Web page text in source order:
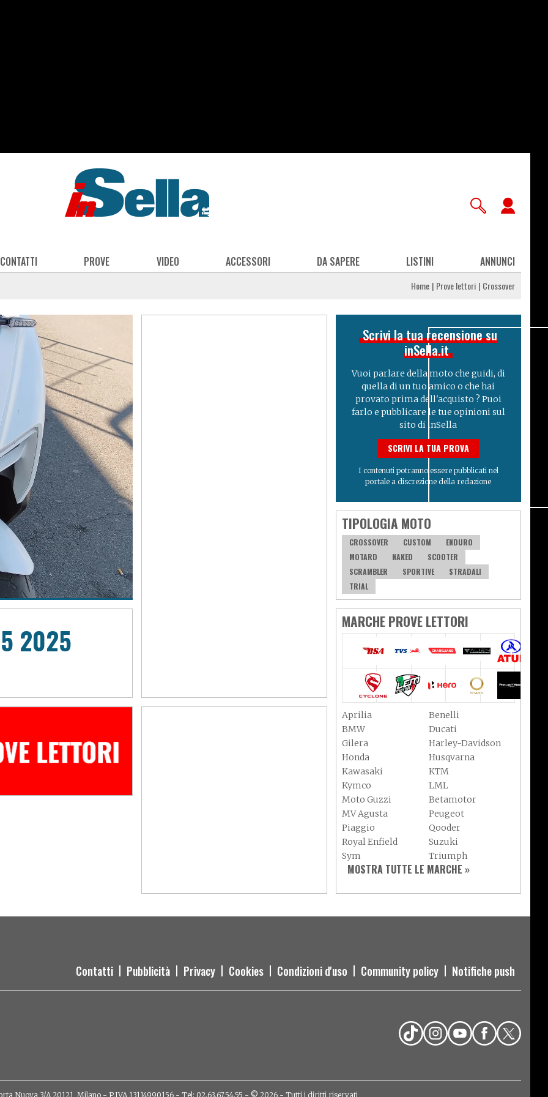
PROVE VIDEO ACCESSORI DA SAPERE LISTINI ANNUNCI
Home Prove lettori Crossover
2025
Scrivi la tua recensione su
inSella.it
Vuoi parlare della moto che guidi, di
quella di un tuo amico o che hai
provato prima dell'acquisto ? Puoi
farlo e pubblicare le tue opinioni sul
sito di inSella
SCRIVI LA TUA PROVA
I contenuti potranno essere pubblicati nel
portale a discrezione della redazione
TIPOLOGIA MOTO
CROSSOVER CUSTOM
ENDURO
MOTARD
NAKED
SCOOTER
SCRAMBLER
SPORTIVE
STRADALI
TRIAL
MARCHE PROVE LETTORI
Aprilia
Benelli
BMW
Ducati
Gilera
Harley-Davidson
Honda
Husqvarna
Kawasaki
KTM
Kymco
LML
Moto Guzzi
Betamotor
MV Agusta
Peugeot
Piaggio
Qooder
Royal Enfield
Suzuki
Sym
Triumph
Vespa
Yamaha
MOSTRA TUTTE LE MARCHE »
Contatti Pubblicità Privacy Cookies Condizioni d'uso Community policy Notifiche push
Nuova 3/A 20121, Milano - P.IVA 13114990156 - Tel: 02.63.67.54.55 - © 2026 - Tutti i diritti riservati